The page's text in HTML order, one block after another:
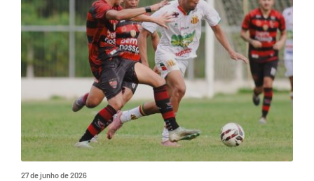
27 de junho de 2026